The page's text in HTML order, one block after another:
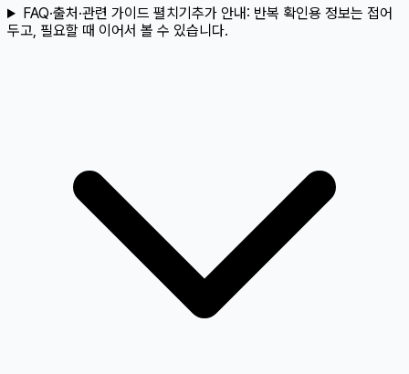
FAQ·출처·관련 가이드 펼치기추가 안내: 반복 확인용 정보는 접어
두고, 필요할 때 이어서 볼 수 있습니다.